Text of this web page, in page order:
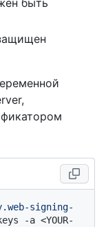
быть
signing-
-a <YOUR-